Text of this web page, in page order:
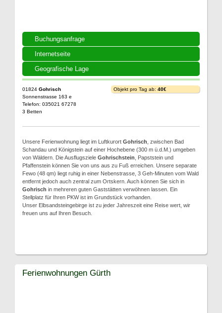
Buchungsanfrage
Internetseite
Geografische Lage
01824 Gohrisch
Sonnenstrasse 163 e
Telefon: 035021 67278
3 Betten
Objekt pro Tag ab: 40€
Unsere Ferienwohnung liegt im Luftkurort Gohrisch , zwischen Bad
Schandau und Königstein auf einer Hochebene (300 m ü.d.M.) umgeben
von Wäldern. Die Ausflugsziele Gohrischstein , Papststein und
Pfaffenstein können Sie von uns aus zu Fuß erreichen. Unsere separate
Fewo (48 qm) liegt ruhig in einer Nebenstrasse, 3 Geh-Minuten vom Wald
entfernt jedoch auch zentral zum Ortskern. Auch können Sie sich in
Gohrisch in mehreren guten Gaststätten verwöhnen lassen. Ein
Stellplatz für Ihren PKW ist im Grundstück vorhanden.
Unser Elbsandsteingebirge ist zu jeder Jahreszeit eine Reise wert, wir
freuen uns auf Ihren Besuch.
Ferienwohnungen Gürth